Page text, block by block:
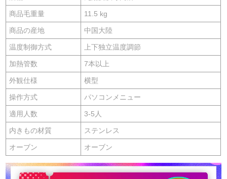
商品毛重量 11.5 kg
商品の産地 中国大陸
温度制御方式 上下独立温度調節
加熱管数 7本以上
外観仕様 横型
操作方式 パソコンメニュー
適用人数 3-5人
内きもの材質 ステンレス
オーブン オーブン